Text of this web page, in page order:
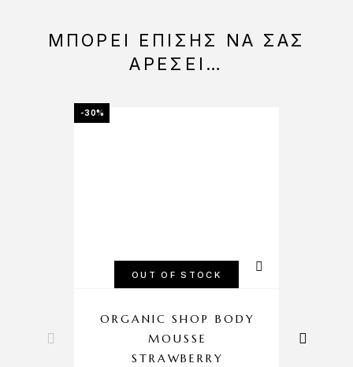
ΜΠΟΡΕΊ ΕΠΊΣΗΣ ΝΑ ΣΑΣ
ΑΡΈΣΕΙ…
-30%
OUT OF STOCK
ORGANIC SHOP BODY
MOUSSE
STRAWBERRY